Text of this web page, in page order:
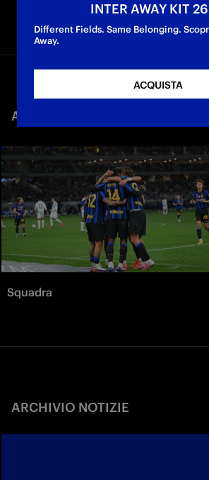
ALTRE NOTIZIE
Squadra
ARCHIVIO NOTIZIE
INTER AWAY KIT
Different Fields. Same Belonging.
Away.
ACQUISTA